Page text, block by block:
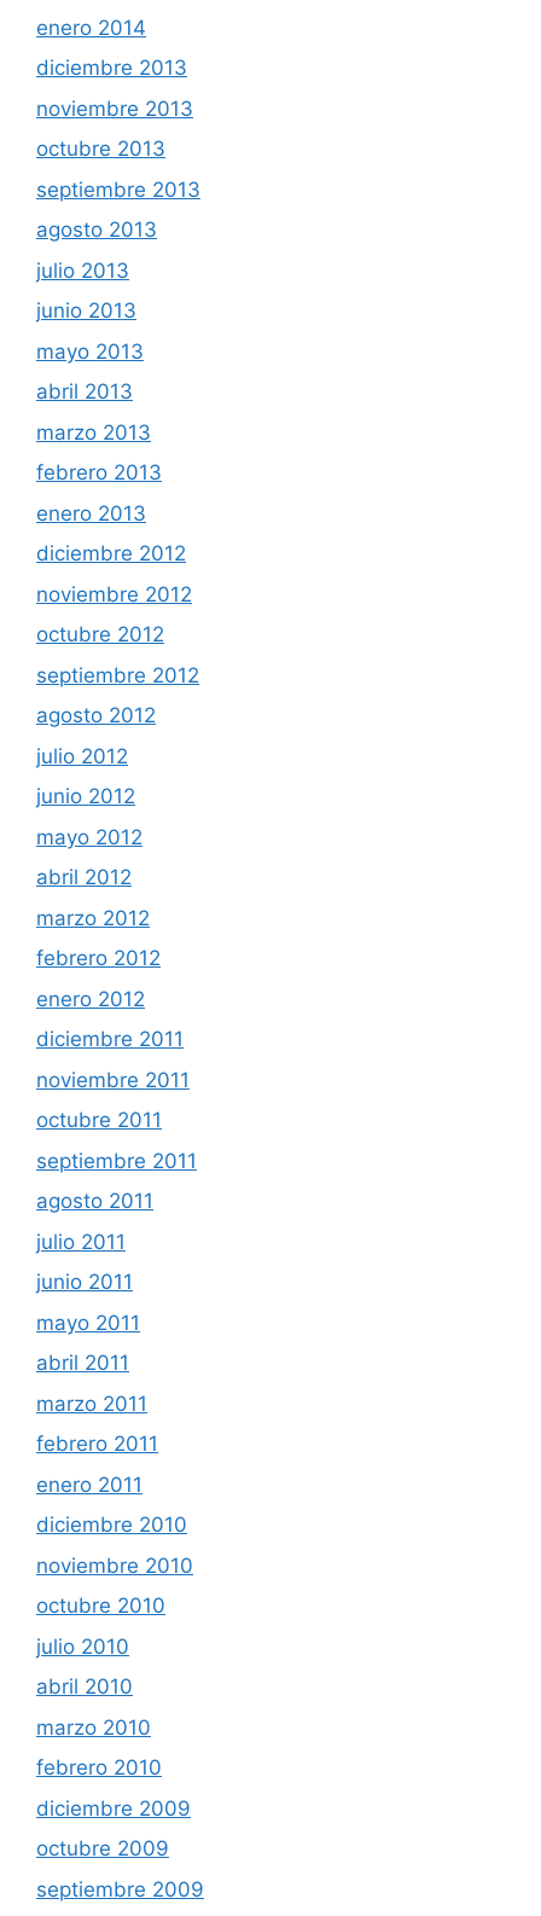
enero 2014
diciembre 2013
noviembre 2013
octubre 2013
septiembre 2013
agosto 2013
julio 2013
junio 2013
mayo 2013
abril 2013
marzo 2013
febrero 2013
enero 2013
diciembre 2012
noviembre 2012
octubre 2012
septiembre 2012
agosto 2012
julio 2012
junio 2012
mayo 2012
abril 2012
marzo 2012
febrero 2012
enero 2012
diciembre 2011
noviembre 2011
octubre 2011
septiembre 2011
agosto 2011
julio 2011
junio 2011
mayo 2011
abril 2011
marzo 2011
febrero 2011
enero 2011
diciembre 2010
noviembre 2010
octubre 2010
julio 2010
abril 2010
marzo 2010
febrero 2010
diciembre 2009
octubre 2009
septiembre 2009